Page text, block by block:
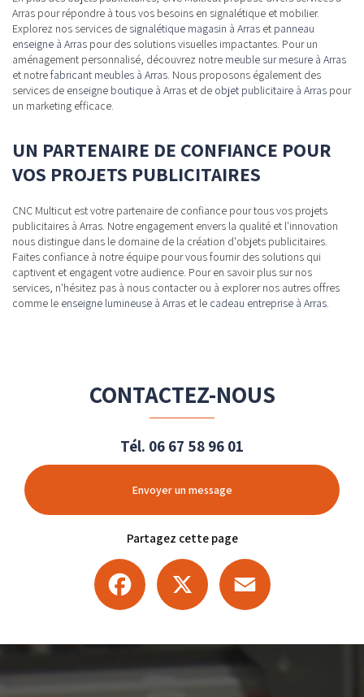
Arras pour répondre à tous vos besoins en signalétique et mobilier.
Explorez nos services de signalétique magasin à Arras et panneau
enseigne à Arras pour des solutions visuelles impactantes. Pour un
aménagement personnalisé, découvrez notre meuble sur mesure à Arras
et notrefabricant meubles à Arras . Nous proposons également des
services de enseigne boutique à Arras et de objet publicitaire à Arras pour
un marketing efficace.
UN PARTENAIRE DE CONFIANCE POUR
VOS PROJETS PUBLICITAIRES
CNC Multicut est votre partenaire de confiance pour tous vos projets
publicitaires à Arras. Notre engagement envers la qualité et l'innovation
nous distingue dans le domaine de la création d'objets publicitaires.
Faites confiance à notre équipe pour vous fournir des solutions qui
captivent et engagent votre audience. Pour en savoir plus sur nos
services, n'hésitez pas à nous contacter ou à explorer nos autres offres
comme le enseigne lumineuse à Arras et le cadeau entreprise à Arras
CONTACTEZ-NOUS
Tél. 06 67 58 96 01
Envoyer un message
Partagez cette page
Facebook